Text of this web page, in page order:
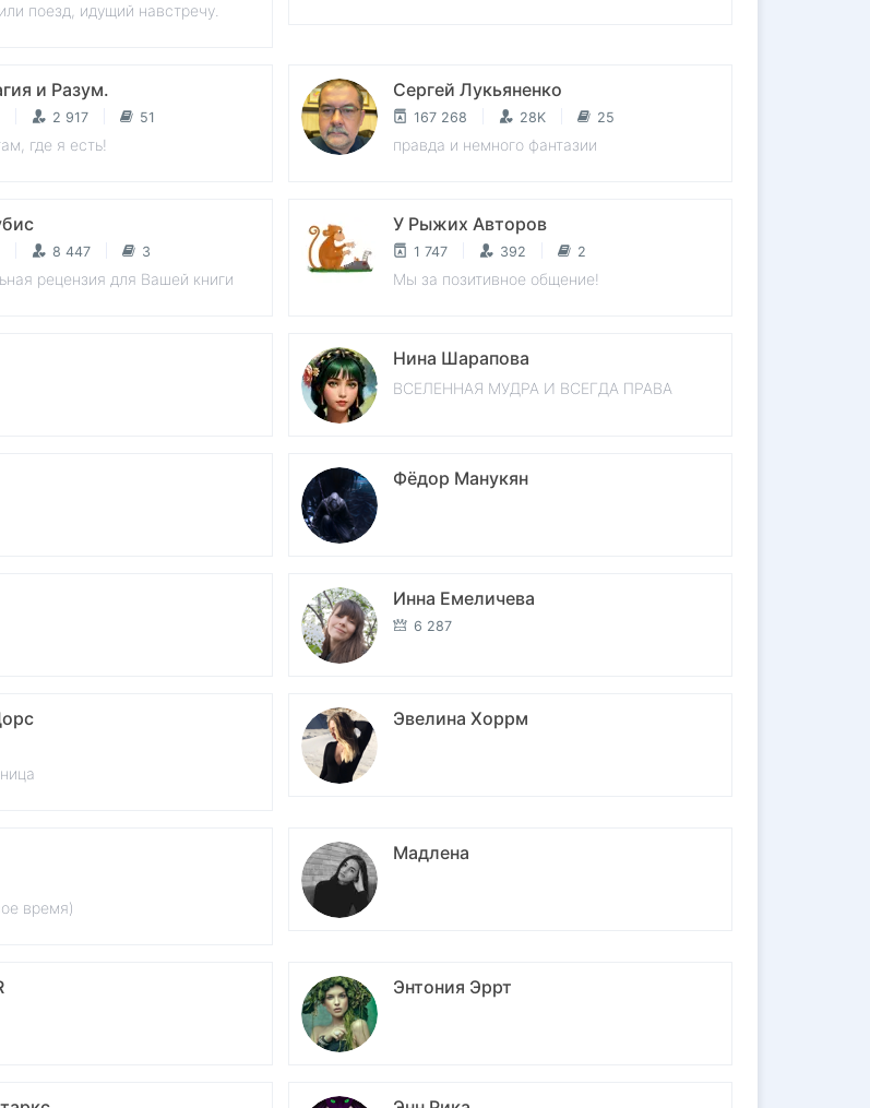
поезд, идущий навстречу.
и Разум.
2 917 51
где я есть!
Сергей Лукьяненко
167 268 28K 25
правда и немного фантазии
8 447 3
рецензия для Вашей книги
У Рыжих Авторов
1 747 392 2
Мы за позитивное общение!
Нина Шарапова
ВСЕЛЕННАЯ МУДРА И ВСЕГДА ПРАВА
Фёдор Манукян
Инна Емеличева
6 287
Эвелина Хоррм
время)
Мадлена
Энтония Эррт